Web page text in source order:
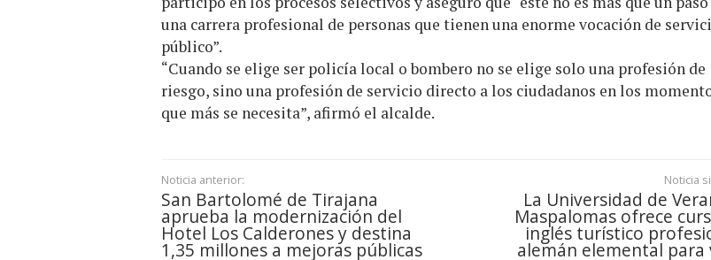
una carrera profesional de personas que tienen una enorme vocación de
público”.
“Cuando se elige ser policía local o bombero no se elige solo una profesión de
riesgo, sino una profesión de servicio directo a los ciudadanos en los
que más se necesita”, afirmó el alcalde.
Noticia anterior:
San Bartolomé de Tirajana
aprueba la modernización del
Hotel Los Calderones y destina
1,35 millones a mejoras públicas
Noticia
La Universidad de
Maspalomas ofrece
inglés turístico
alemán elemental para